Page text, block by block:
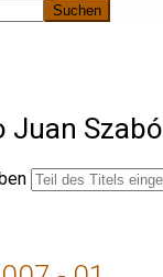
Suchen
Juan Szabó